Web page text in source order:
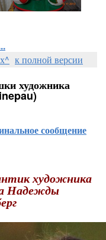
к полной версии
художника
сообщение
художника
Надежды